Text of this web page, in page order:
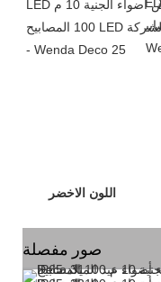
اللون الاخضر
صور مفصلة